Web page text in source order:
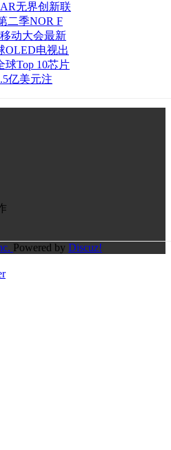
无界创新联
二季NOR F
动大会最新
OLED电视出
球Top 10芯片
亿美元注
Powered by Discuz!